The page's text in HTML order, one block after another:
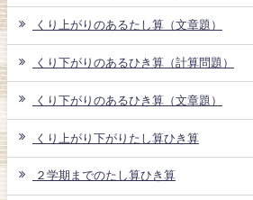
くり上がりのあるたし算（文章題）
くり下がりのあるひき算（計算問題）
くり下がりのあるひき算（文章題）
くり上がり下がりたし算ひき算
２学期までのたし算ひき算